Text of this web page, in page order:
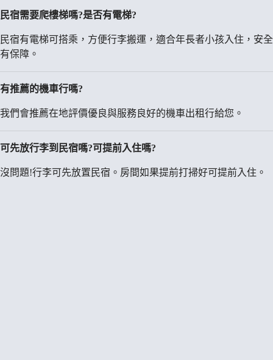
民宿需要爬樓梯嗎?是否有電梯?
民宿有電梯可搭乘，方便行李搬運，適合年長者小孩入住，安全
有保障。
有推薦的機車行嗎?
我們會推薦在地評價優良與服務良好的機車出租行給您。
可先放行李到民宿嗎?可提前入住嗎?
沒問題!行李可先放置民宿。房間如果提前打掃好可提前入住。